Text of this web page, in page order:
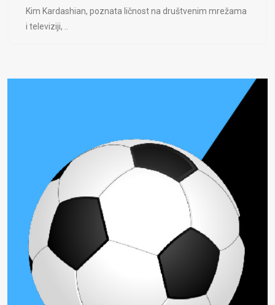
Kim Kardashian, poznata ličnost na društvenim mrežama
i televiziji, ..